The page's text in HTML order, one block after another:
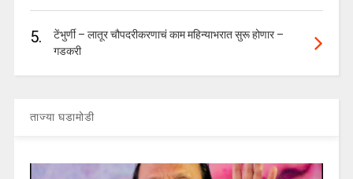
5.
टेंभुर्णी – लातूर चौपदरीकरणाचं काम महिन्याभरात सुरू होणार –
गडकरी
ताज्या घडामोडी